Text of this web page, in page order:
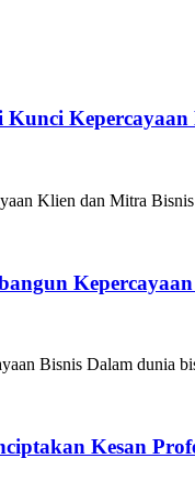
Klien dan Mitra
Bisnis Dalam dunia
Kesan